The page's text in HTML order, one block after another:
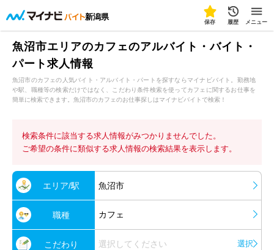
新潟県
保存 履歴 メニュー
魚沼市エリアのカフェのアルバイト・バイト・
パート求人情報
魚沼市のカフェの人気バイト・アルバイト・パートを探すならマイナビバイト。勤務地
や駅、職種等の検索だけではなく、こだわり条件検索を使ってカフェに関するお仕事を
簡単に検索できます。魚沼市のカフェのお仕事探しはマイナビバイトで検索！
検索条件に該当する求人情報がみつかりませんでした。
ご希望の条件に類似する求人情報の検索結果を表示します。
エリア/駅 魚沼市
職種 カフェ
こだわり 選択してください 選択